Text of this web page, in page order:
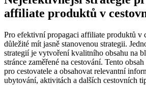
affiliate produktů v
Pro efektivní propagaci affiliate produktů v
důležité mít jasně stanovenou strategii.
strategií je vytvoření kvalitního obsahu na
stránce zaměřené na cestování. Tento
pro cestovatele a obsahovat relevantní
ubytování, aktivitách a dalších cestovních